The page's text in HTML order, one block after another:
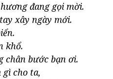
đang gọi mời.
xây ngày mới.
khổ.
chân bước bạn ơi.
cho ta,